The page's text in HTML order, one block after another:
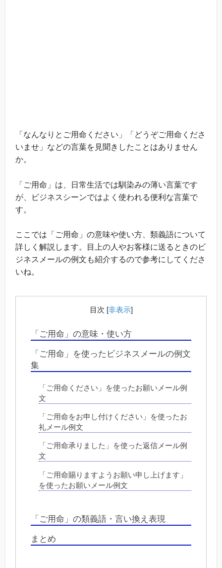
「なんなりとご用命ください」「どうぞご用命くださ
いませ」などの言葉を見聞きしたことはありません
か。
「ご用命」は、日常生活では馴染みの薄い言葉です
が、ビジネスシーンではよく使われる便利な言葉で
す。
ここでは「ご用命」の意味や使い方、類義語について
詳しく解説します。目上の人やお客様に送るときのビ
ジネスメールの例文も紹介するので参考にしてくださ
いね。
目次 [非表示]
「ご用命」の意味・使い方
「ご用命」を使ったビジネスメールの例文
集
「ご用命ください」を使ったお願いメール例
文
「ご用命をお申し付けください」を使ったお
礼メール例文
「ご用命承りました」を使った返信メール例
文
「ご用命賜りますようお願い申し上げます」
を使ったお願いメール例文
「ご用命」の類義語・言い換え表現
まとめ